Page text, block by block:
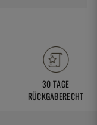
30 TAGE
RÜCKGABERECHT